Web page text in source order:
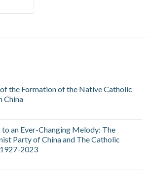
the Formation of the Native Catholic
China
to an Ever-Changing Melody: The
Party of China and The Catholic
2023